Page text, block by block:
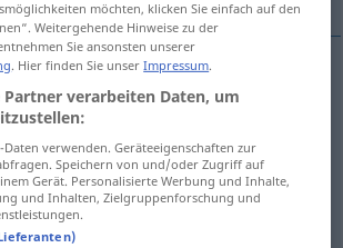
möchten, klicken Sie einfach auf den
Weitergehende Hinweise zu der
Sie ansonsten unserer
. Hier finden Sie unserImpressum.
verarbeiten Daten, um
Daten verwenden. Geräteeigenschaften zur
Speichern von und/oder Zugriff auf
Gerät. Personalisierte Werbung und Inhalte,
und Inhalten, Zielgruppenforschung und